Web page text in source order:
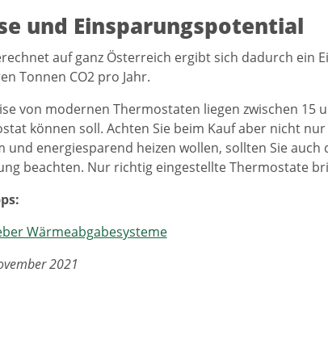
und Einsparungspotential
auf ganz Österreich ergibt sich dadurch ein
Tonnen CO2 pro Jahr.
von modernen Thermostaten liegen zwischen 15
können soll. Achten Sie beim Kauf aber nicht
und energiesparend heizen wollen, sollten Sie
beachten. Nur richtig eingestellte Thermostate
Wärmeabgabesysteme
2021